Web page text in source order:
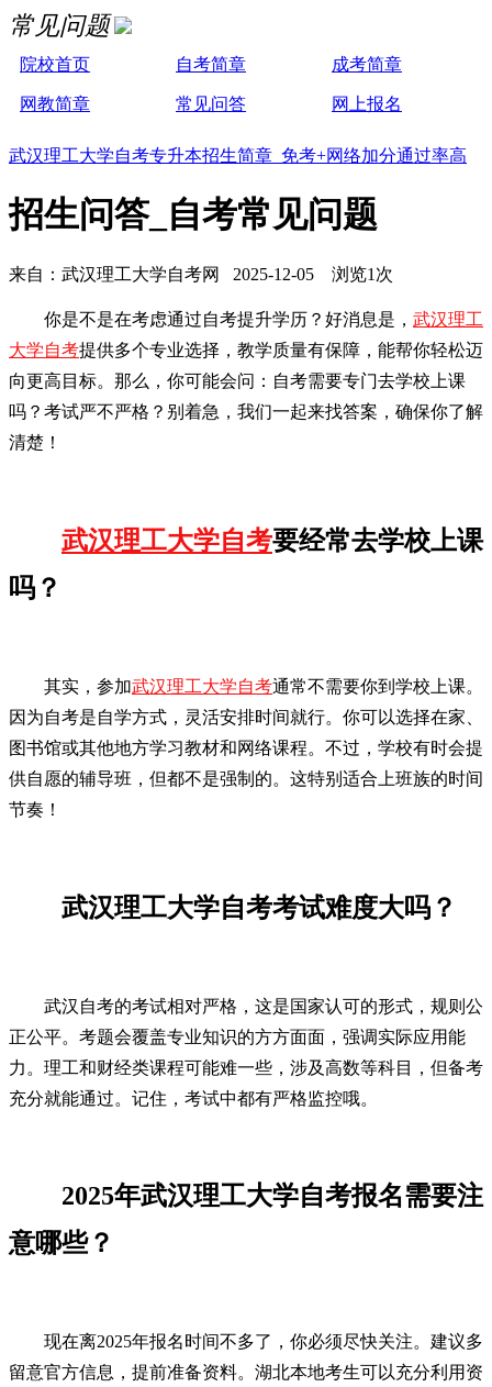
常见问题
院校首页 自考简章 成考简章
网教简章 常见问答 网上报名
武汉理工大学自考专升本招生简章 免考+网络加分通过率高
招生问答_自考常见问题
来自：武汉理工大学自考网 2025-12-05 浏览1次
你是不是在考虑通过自考提升学历？好消息是， 武汉理工
大学自考提供多个专业选择，教学质量有保障，能帮你轻松迈
向更高目标。那么，你可能会问：自考需要专门去学校上课
吗？考试严不严格？别着急，我们一起来找答案，确保你了解
清楚！
武汉理工大学自考要经常去学校上课
吗？
其实，参加武汉理工大学自考通常不需要你到学校上课。
因为自考是自学方式，灵活安排时间就行。你可以选择在家、
图书馆或其他地方学习教材和网络课程。不过，学校有时会提
供自愿的辅导班，但都不是强制的。这特别适合上班族的时间
节奏！
武汉理工大学自考考试难度大吗？
武汉自考的考试相对严格，这是国家认可的形式，规则公
正公平。考题会覆盖专业知识的方方面面，强调实际应用能
力。理工和财经类课程可能难一些，涉及高数等科目，但备考
充分就能通过。记住，考试中都有严格监控哦。
2025年武汉理工大学自考报名需要注
意哪些？
现在离2025年报名时间不多了，你必须尽快关注。建议多
留意官方信息，提前准备资料。湖北本地考生可以充分利用资